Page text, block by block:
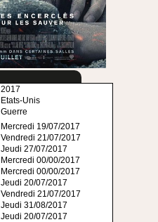
2017
Etats-Unis
Guerre
Mercredi 19/07/2017
Vendredi 21/07/2017
Jeudi 27/07/2017
Mercredi 00/00/2017
Mercredi 00/00/2017
Jeudi 20/07/2017
Vendredi 21/07/2017
Jeudi 31/08/2017
Jeudi 20/07/2017